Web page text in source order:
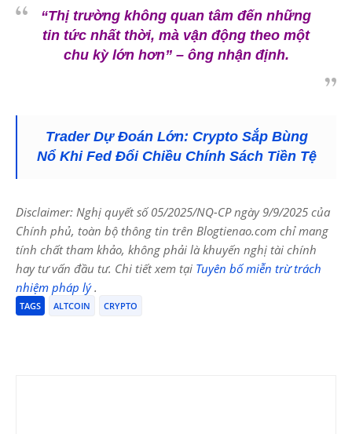
“Thị trường không quan tâm đến những
tin tức nhất thời, mà vận động theo một
chu kỳ lớn hơn” – ông nhận định.
Trader Dự Đoán Lớn: Crypto Sắp Bùng
Nổ Khi Fed Đổi Chiều Chính Sách Tiền Tệ
Disclaimer: Nghị quyết số 05/2025/NQ-CP ngày 9/9/2025 của
Chính phủ, toàn bộ thông tin trên Blogtienao.com chỉ mang
tính chất tham khảo, không phải là khuyến nghị tài chính
hay tư vấn đầu tư. Chi tiết xem tại Tuyên bố miễn trừ trách
nhiệm pháp lý.
TAGS ALTCOIN CRYPTO